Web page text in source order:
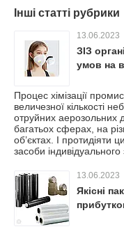
Інші статті рубрики
13.06.2023
ЗІЗ
умов на
Процес хімізації
величезної кількості
отруйних аерозольних
багатьох сферах, на
об’єктах. І протидіяти
засоби
13.06.2023
Якісні